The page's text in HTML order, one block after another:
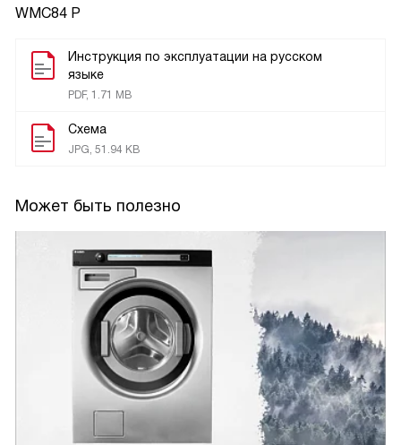
WMC84 P
Инструкция по эксплуатации на русском
языке
PDF, 1.71 MB
Схема
JPG, 51.94 KB
Может быть полезно